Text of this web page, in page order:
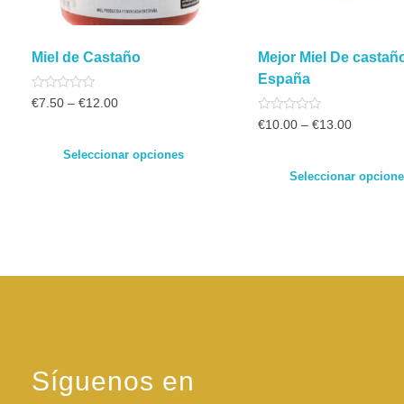
Miel de Castaño
Valorado
€7.50 – €12.00
Seleccionar opciones
Mejor Miel De
España
Valorado
€10.00– €13.00
Seleccionar
Síguenos en